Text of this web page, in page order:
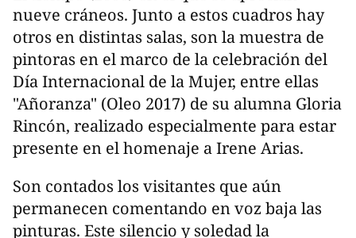
nueve cráneos. Junto a estos cuadros hay
otros en distintas salas, son la muestra de
pintoras en el marco de la celebración del
Día Internacional de la Mujer, entre ellas
"Añoranza" (Oleo 2017) de su alumna Gloria
Rincón, realizado especialmente para estar
presente en el homenaje a Irene Arias.
Son contados los visitantes que aún
permanecen comentando en voz baja las
pinturas. Este silencio y soledad la